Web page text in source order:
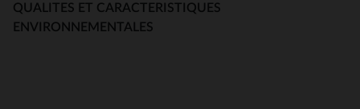
QUALITES ET CARACTERISTIQUES
ENVIRONNEMENTALES